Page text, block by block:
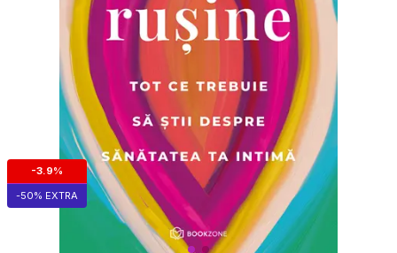
-3.9%
-50% EXTRA